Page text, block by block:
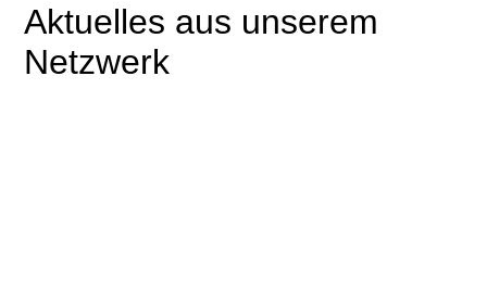
Aktuelles aus unserem
Netzwerk